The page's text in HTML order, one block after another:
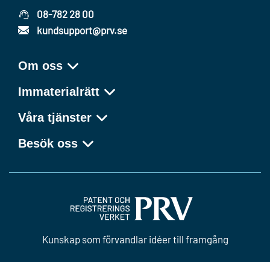
08-782 28 00
kundsupport@prv.se
Om oss
Immaterialrätt
Våra tjänster
Besök oss
Kunskap som förvandlar idéer till framgång